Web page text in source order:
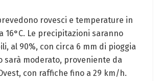
rovesci e temperature in
16°C. Le precipitazioni saranno
al 90%, con circa 6 mm di pioggia
sarà moderato, proveniente da
con raffiche fino a 29 km/h.